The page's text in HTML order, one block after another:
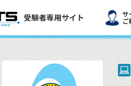
受験者専用サイト